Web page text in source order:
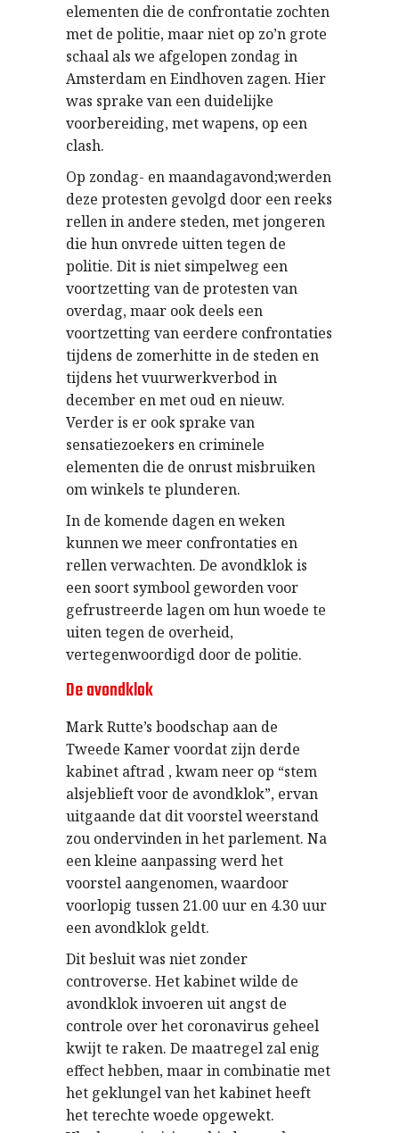
elementen die de confrontatie zochten
met de politie, maar niet op zo’n grote
schaal als we afgelopen zondag in
Amsterdam en Eindhoven zagen. Hier
was sprake van een duidelijke
voorbereiding, met wapens, op een
clash.
Op zondag- en maandagavond;werden
deze protesten gevolgd door een reeks
rellen in andere steden, met jongeren
die hun onvrede uitten tegen de
politie. Dit is niet simpelweg een
voortzetting van de protesten van
overdag, maar ook deels een
voortzetting van eerdere confrontaties
tijdens de zomerhitte in de steden en
tijdens het vuurwerkverbod in
december en met oud en nieuw.
Verder is er ook sprake van
sensatiezoekers en criminele
elementen die de onrust misbruiken
om winkels te plunderen.
In de komende dagen en weken
kunnen we meer confrontaties en
rellen verwachten. De avondklok is
een soort symbool geworden voor
gefrustreerde lagen om hun woede te
uiten tegen de overheid,
vertegenwoordigd door de politie.
De avondklok
Mark Rutte’s boodschap aan de
Tweede Kamer voordat zijn derde
kabinet aftrad , kwam neer op “stem
alsjeblieft voor de avondklok”, ervan
uitgaande dat dit voorstel weerstand
zou ondervinden in het parlement. Na
een kleine aanpassing werd het
voorstel aangenomen, waardoor
voorlopig tussen 21.00 uur en 4.30 uur
een avondklok geldt.
Dit besluit was niet zonder
controverse. Het kabinet wilde de
avondklok invoeren uit angst de
controle over het coronavirus geheel
kwijt te raken. De maatregel zal enig
effect hebben, maar in combinatie met
het geklungel van het kabinet heeft
het terechte woede opgewekt.